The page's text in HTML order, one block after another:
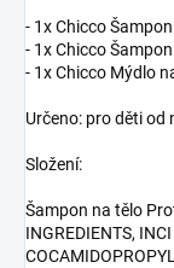
- 1x Chicco
- 1x Chicco
- 1x Chicco Mýdlo
Určeno: pro děti od
Složení:
Šampon na tělo
INGREDIENTS,